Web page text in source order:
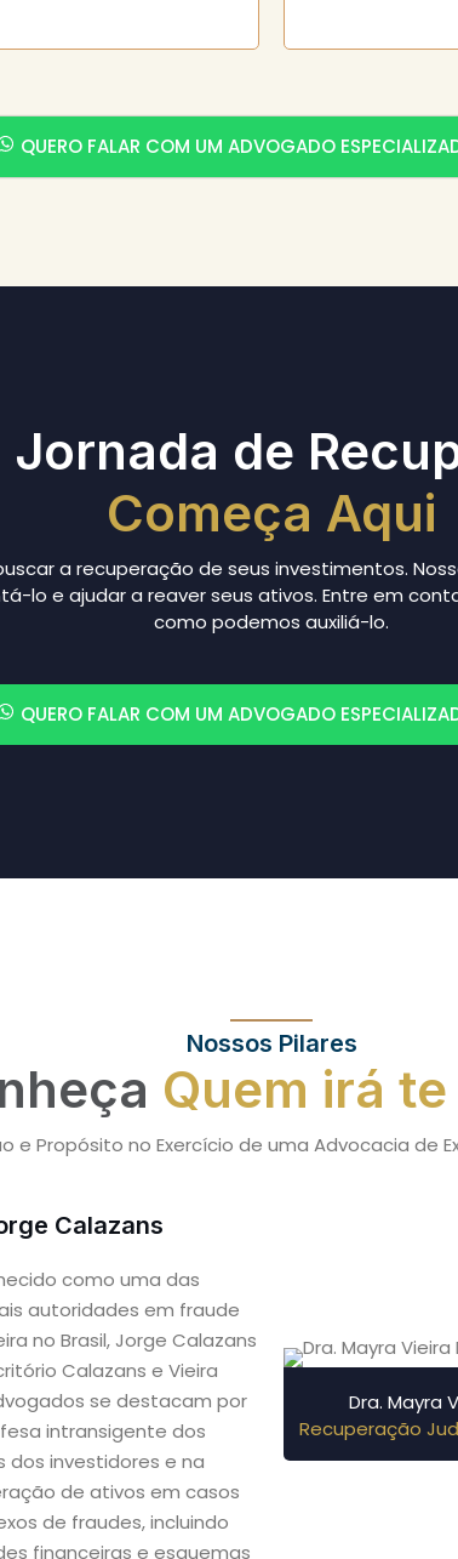
QUERO FALAR COM UM ADVOGADO
Jornada de
Começa Aqui
a recuperação de seus investimentos.
lo e ajudar a reaver seus ativos. Entre em
como podemos auxiliá-lo.
QUERO FALAR COM UM ADVOGADO
Nossos Pilares
Quem irá
e Propósito no Exercício de uma Advocacia de
Calazans
como uma das
autoridades em fraude
no Brasil, Jorge Calazans
Calazans e Vieira
se destacam por
intransigente dos
dos investidores e na
de ativos em casos
de fraudes, incluindo
financeiras e esquemas
Dra. Mayra
Recuperação